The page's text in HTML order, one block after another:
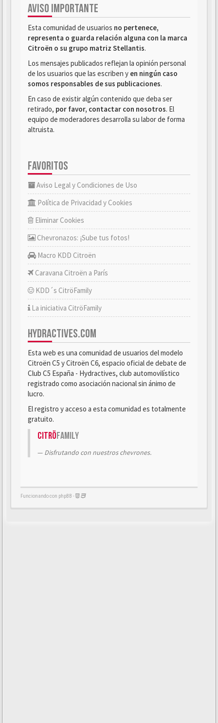
AVISO IMPORTANTE
Esta comunidad de usuarios no pertenece,
representa o guarda relación alguna con la marca
Citroën o su grupo matriz Stellantis.
Los mensajes publicados reflejan la opinión personal
de los usuarios que las escriben y en ningún caso
somos responsables de sus publicaciones.
En caso de existir algún contenido que deba ser
retirado, por favor, contactar con nosotros. El
equipo de moderadores desarrolla su labor de forma
altruista.
FAVORITOS
Aviso Legal y Condiciones de Uso
Política de Privacidad y Cookies
Eliminar Cookies
Chevronazos: ¡Sube tus fotos!
Macro KDD Citroën
Caravana Citroën a París
KDD´s CitröFamily
La iniciativa CitröFamily
HYDRACTIVES.COM
Esta web es una comunidad de usuarios del modelo
Citroën C5 y Citroën C6, espacio oficial de debate de
Club C5 España - Hydractives, club automovilístico
registrado como asociación nacional sin ánimo de
lucro.
El registro y acceso a esta comunidad es totalmente
gratuito.
CitröFamily
Disfrutando con nuestros chevrones.
Funcionando con phpBB -